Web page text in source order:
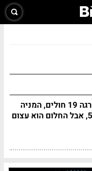
התרופה הרגה 19 חולים, המניה